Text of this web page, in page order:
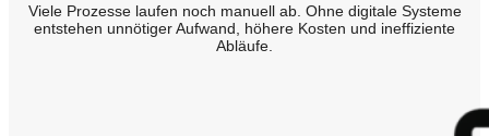
Viele Prozesse laufen noch manuell ab. Ohne digitale Systeme
entstehen unnötiger Aufwand, höhere Kosten und ineffiziente
Abläufe.